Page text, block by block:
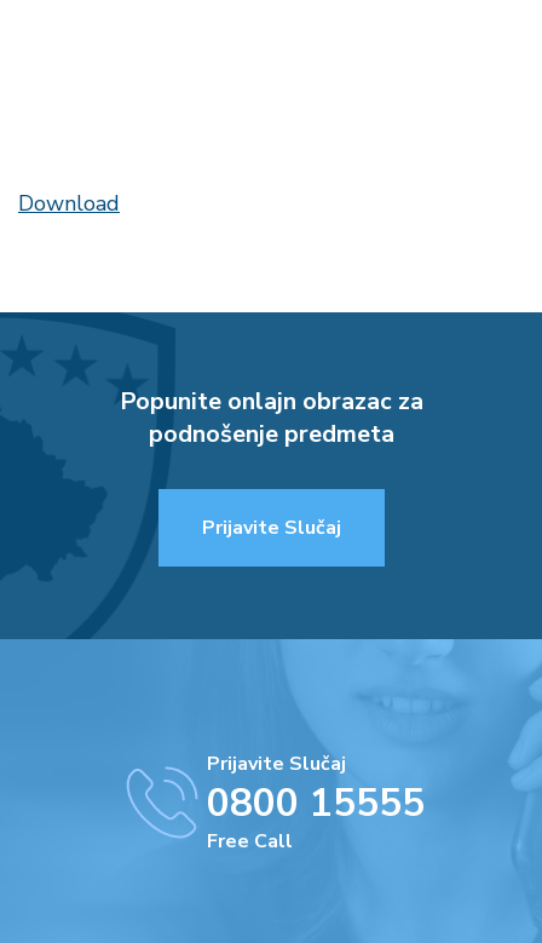
Download
Popunite onlajn obrazac za
podnošenje predmeta
Prijavite Slučaj
Prijavite Slučaj
0800 15555
Free Call